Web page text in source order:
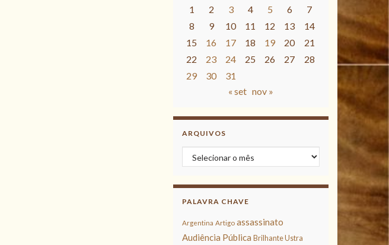
1
2 3 4 5 6
7
8
9 10 11 12 13
14
15
16 17 18 19 20
21
22
23 24 25 26 27
28
29
30
31
« set nov »
ARQUIVOS
Arquivos
PALAVRA CHAVE
Argentina Artigo assassinato
Audiência Pública Brilhante Ustra